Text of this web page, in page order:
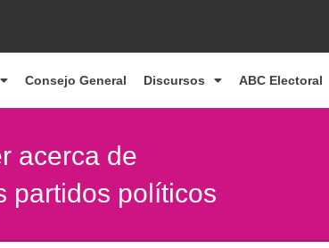
Consejo General Discursos ABC Electoral
acerca de
partidos políticos